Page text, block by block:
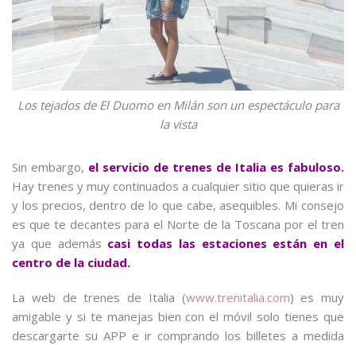
Los tejados de El Duomo en Milán son un espectáculo para
la vista
Sin embargo, el servicio de trenes de Italia es fabuloso.
Hay trenes y muy continuados a cualquier sitio que quieras ir
y los precios, dentro de lo que cabe, asequibles. Mi consejo
es que te decantes para el Norte de la Toscana por el tren
ya que además casi todas las estaciones están en el
centro de la ciudad.
La web de trenes de Italia (www.trenitalia.com) es muy
amigable y si te manejas bien con el móvil solo tienes que
descargarte su APP e ir comprando los billetes a medida